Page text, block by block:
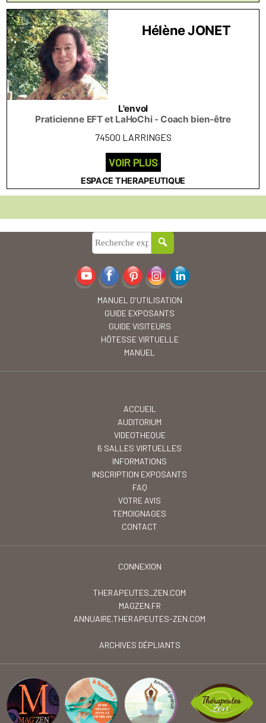
Hélène JONET
L'envol
Praticienne EFT et LaHoChi - Coach bien-être
74500 LARRINGES
VOIR PLUS
ESPACE THERAPEUTIQUE
MANUEL D'UTILISATION
GUIDE EXPOSANTS
GUIDE VISITEURS
HÔTESSE VIRTUELLE
MANUEL
ACCUEIL
AUDITORIUM
VIDEOTHEQUE
6 SALLES VIRTUELLES
INFORMATIONS
INSCRIPTION EXPOSANTS
FAQ
VOTRE AVIS
TEMOIGNAGES
CONTACT
CONNEXION
THERAPEUTES_ZEN.COM
MAGZEN.FR
ANNUAIRE.THERAPEUTES-ZEN.COM
ARCHIVES DÉPLIANTS